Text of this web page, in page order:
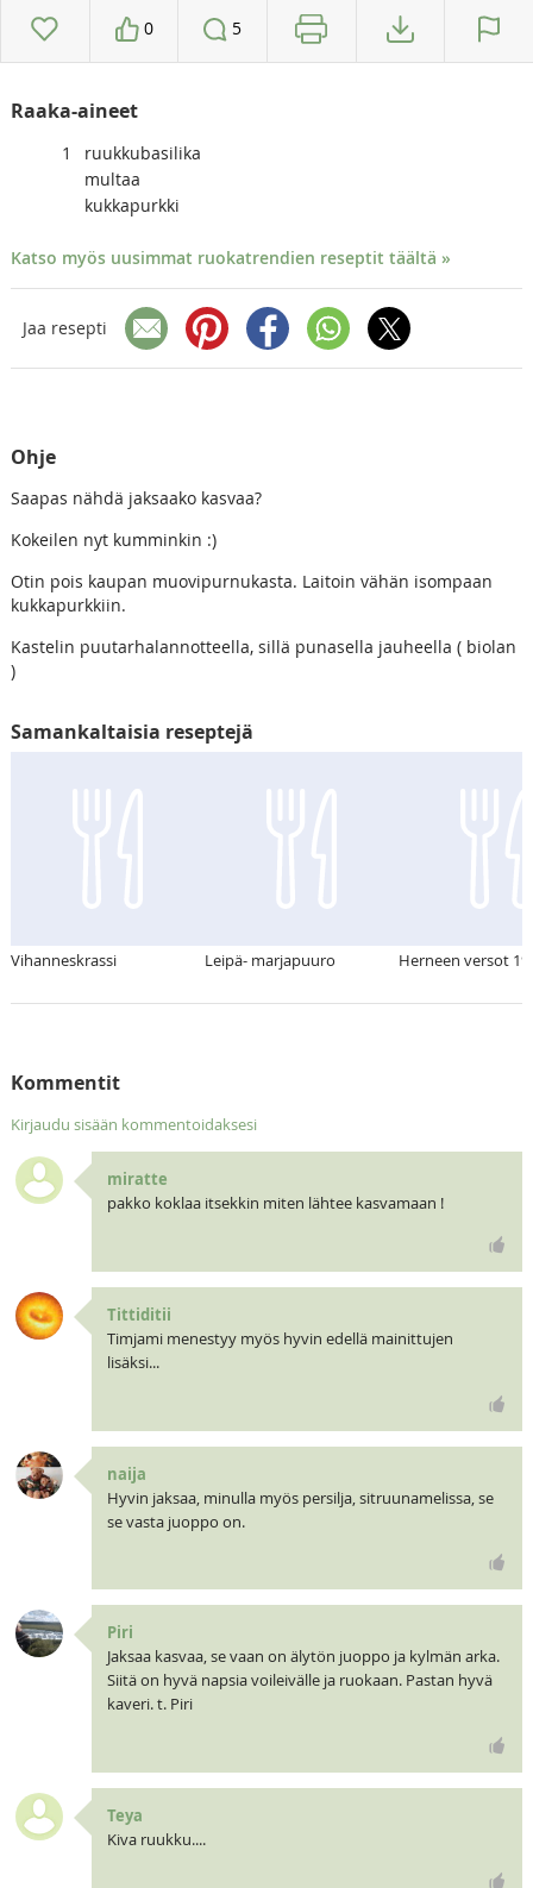
0 5
Raaka-aineet
1
ruukkubasilika
multaa
kukkapurkki
Katso myös uusimmat ruokatrendien reseptit täältä »
Jaa resepti
Ohje
Saapas nähdä jaksaako kasvaa?
Kokeilen nyt kumminkin :)
Otin pois kaupan muovipurnukasta. Laitoin vähän isompaan
kukkapurkkiin.
Kastelin puutarhalannotteella, sillä punasella jauheella ( biolan
)
Samankaltaisia reseptejä
Vihanneskrassi Leipä- marjapuuro Herneen versot
Kommentit
Kirjaudu sisään kommentoidaksesi
miratte
pakko koklaa itsekkin miten lähtee kasvamaan !
Tittiditii
Timjami menestyy myös hyvin edellä mainittujen
lisäksi...
naija
Hyvin jaksaa, minulla myös persilja, sitruunamelissa, se
se vasta juoppo on.
Piri
Jaksaa kasvaa, se vaan on älytön juoppo ja kylmän arka.
Siitä on hyvä napsia voileivälle ja ruokaan. Pastan hyvä
kaveri. t. Piri
Teya
Kiva ruukku....